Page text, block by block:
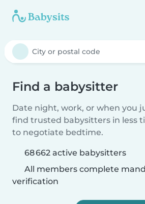
Find a babysitter
Date night, work, or when you
find trusted babysitters in less
to negotiate bedtime.
68 662 active babysitters
All members complete
verification